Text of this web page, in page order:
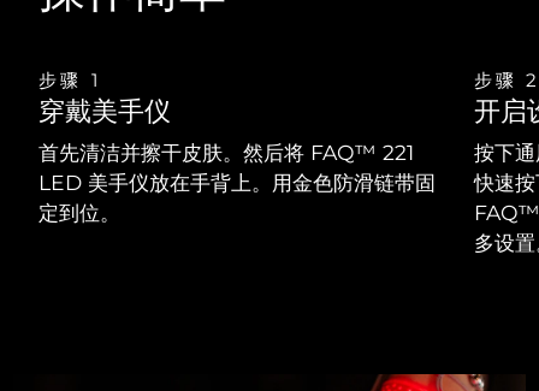
步骤 1
穿戴美手仪
首先清洁并擦干皮肤。然后将 FAQ™ 221
LED 美手仪放在手背上。用金色防滑链带固
定到位。
步骤
开启
按下
快速
FAQ™
多设